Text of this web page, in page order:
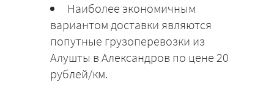
Наиболее экономичным
вариантом доставки являются
попутные грузоперевозки из
Алушты в Александров по цене 20
рублей/км.